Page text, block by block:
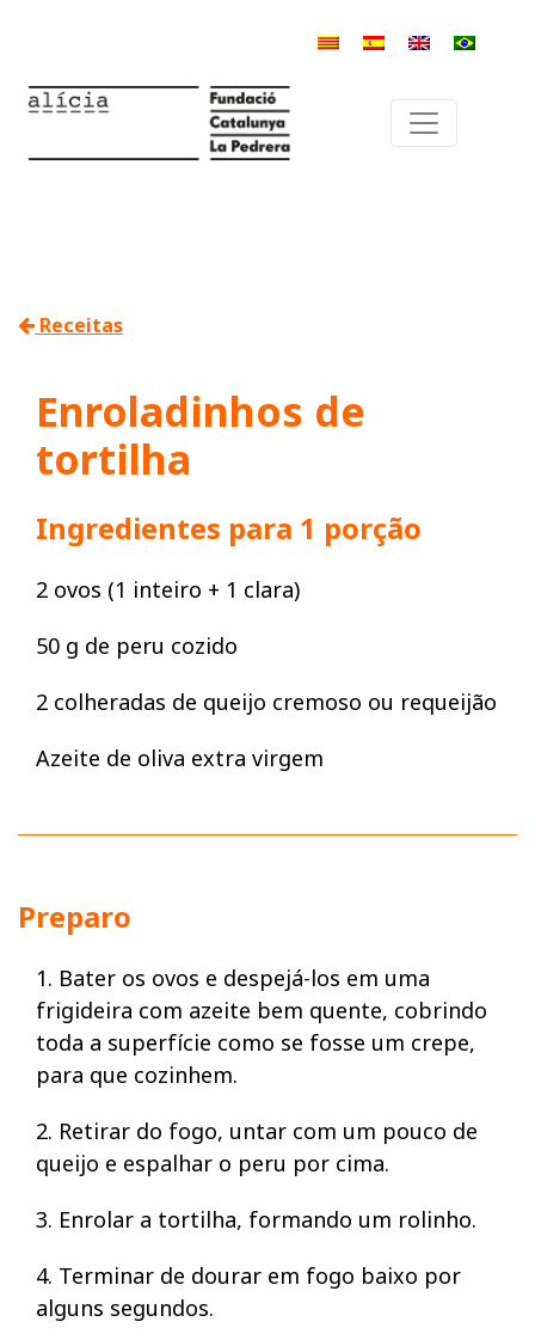
Receitas
Enroladinhos de
tortilha
Ingredientes para 1 porção
2 ovos (1 inteiro + 1 clara)
50 g de peru cozido
2 colheradas de queijo cremoso ou requeijão
Azeite de oliva extra virgem
Preparo
1. Bater os ovos e despejá-los em uma
frigideira com azeite bem quente, cobrindo
toda a superfície como se fosse um crepe,
para que cozinhem.
2. Retirar do fogo, untar com um pouco de
queijo e espalhar o peru por cima.
3. Enrolar a tortilha, formando um rolinho.
4. Terminar de dourar em fogo baixo por
alguns segundos.